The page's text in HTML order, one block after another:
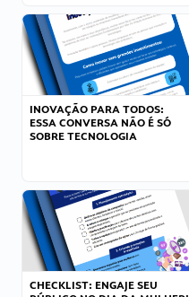
INOVAÇÃO PARA TODOS:
ESSA CONVERSA NÃO É SÓ
SOBRE TECNOLOGIA
CHECKLIST: ENGAJE SEU